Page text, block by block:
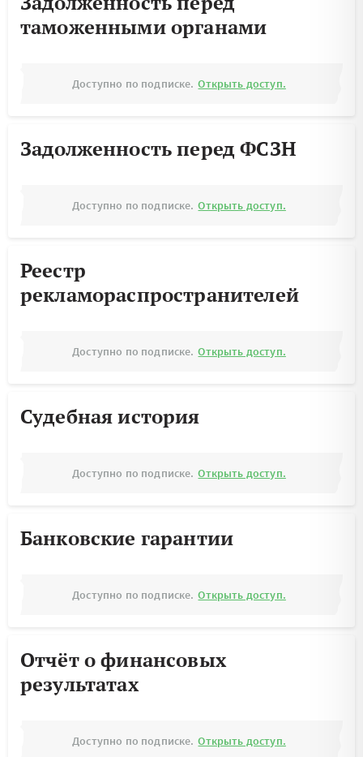
таможенными органами
Доступно по подписке. Открыть доступ.
Задолженность перед ФСЗН
Доступно по подписке. Открыть доступ.
Реестр
рекламораспространителей
Доступно по подписке. Открыть доступ.
Судебная история
Доступно по подписке. Открыть доступ.
Банковские гарантии
Доступно по подписке. Открыть доступ.
Отчёт о финансовых
результатах
Доступно по подписке. Открыть доступ.